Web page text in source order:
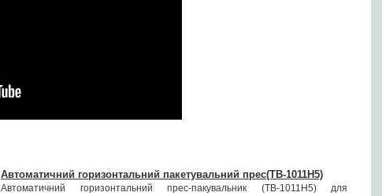
Автоматичний горизонтальний пакетувальний прес(TB-1011H5)
Автоматичний горизонтальний прес-пакувальник (TB-1011H5) для